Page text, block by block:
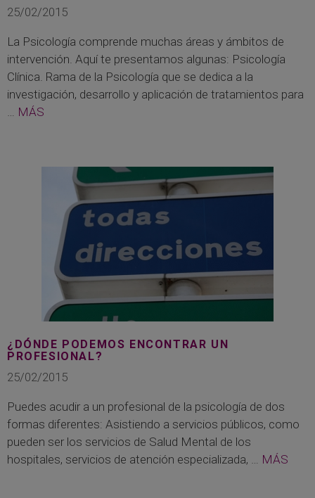
25/02/2015
La Psicología comprende muchas áreas y ámbitos de
intervención. Aquí te presentamos algunas: Psicología
Clínica. Rama de la Psicología que se dedica a la
investigación, desarrollo y aplicación de tratamientos para
… MÁS
¿DÓNDE PODEMOS ENCONTRAR UN
PROFESIONAL?
25/02/2015
Puedes acudir a un profesional de la psicología de dos
formas diferentes: Asistiendo a servicios públicos, como
pueden ser los servicios de Salud Mental de los
hospitales, servicios de atención especializada, … MÁS